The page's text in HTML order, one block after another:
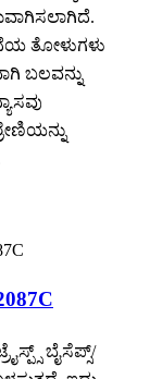
ತೋಳುಗಳು
ಬಲವನ್ನು
ಬೈಸೆಪ್ಸ್/